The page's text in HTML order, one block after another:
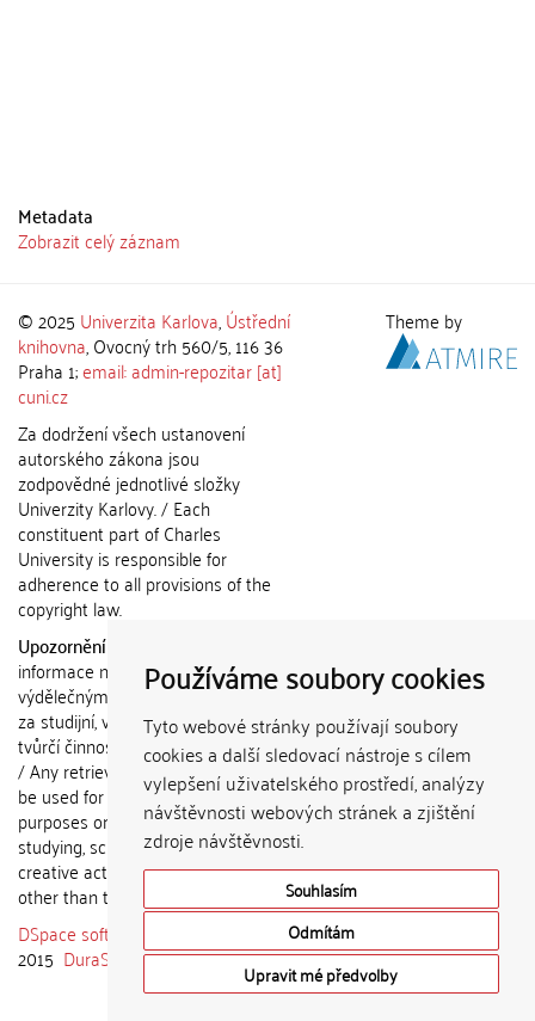
Používáme soubory cookies
Tyto webové stránky používají soubory
cookies a další sledovací nástroje s cílem
vylepšení uživatelského prostředí, analýzy
návštěvnosti webových stránek a zjištění
zdroje návštěvnosti.
Souhlasím
Odmítám
Upravit mé předvolby
Metadata
Zobrazit celý záznam
© 2025 Univerzita Karlova,Ústřední
knihovna, Ovocný trh 560/5, 116 36
Praha 1;email: admin-repozitar [at]
cuni.cz
Za dodržení všech ustanovení
autorského zákona jsou
zodpovědné jednotlivé složky
Univerzity Karlovy. / Each
constituent part of Charles
University is responsible for
adherence to all provisions of the
copyright law.
Upozornění / Notice:
informace nemohou být použity k
výdělečným účelům nebo vydávány
za studijní, vědeckou nebo jinou
tvůrčí činnost jiné osoby než autora.
/ Any retrieved information shall not
be used for any commercial
purposes or claimed as results of
studying, scientific or any other
creative activities of any person
other than the author.
DSpace software
copyright © 2002-
2015 DuraSpace
Theme by